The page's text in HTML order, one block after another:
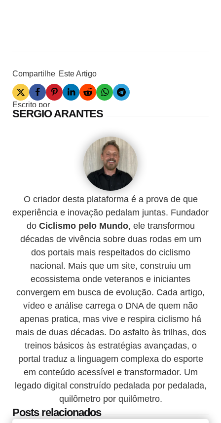
Compartilhe Este Artigo
Posts relacionados
Escrito por
SERGIO ARANTES
O criador desta plataforma é a prova de que
experiência e inovação pedalam juntas. Fundador
do Ciclismo pelo Mundo, ele transformou
décadas de vivência sobre duas rodas em um
dos portais mais respeitados do ciclismo
nacional. Mais que um site, construiu um
ecossistema onde veteranos e iniciantes
convergem em busca de evolução. Cada artigo,
vídeo e análise carrega o DNA de quem não
apenas pratica, mas vive e respira ciclismo há
mais de duas décadas. Do asfalto às trilhas, dos
treinos básicos às estratégias avançadas, o
portal traduz a linguagem complexa do esporte
em conteúdo acessível e transformador. Um
legado digital construído pedalada por pedalada,
quilômetro por quilômetro.